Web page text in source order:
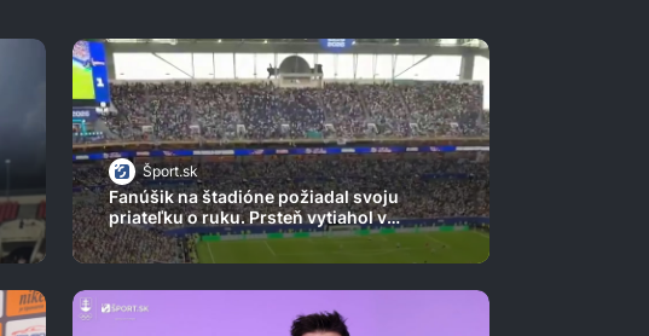
Šport.sk
Fanúšik na štadióne požiadal svoju
priateľku o ruku. Prsteň vytiahol v
najhoršej chvíli